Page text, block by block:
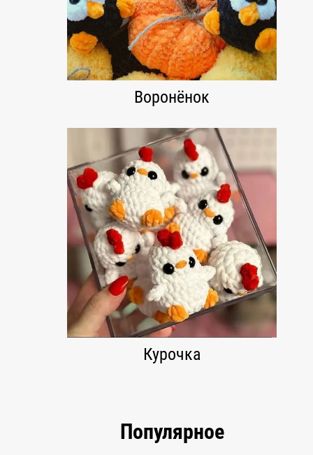
Воронёнок
Курочка
Популярное